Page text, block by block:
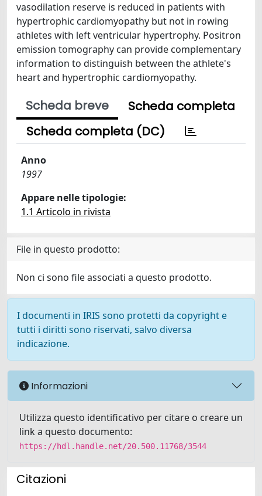
vasodilation reserve is reduced in patients with
hypertrophic cardiomyopathy but not in rowing
athletes with left ventricular hypertrophy. Positron
emission tomography can provide complementary
information to distinguish between the athlete's
heart and hypertrophic cardiomyopathy.
Scheda breve
Scheda completa
Scheda completa (DC)
Anno
1997
Appare nelle tipologie:
1.1 Articolo in rivista
File in questo prodotto:
Non ci sono file associati a questo prodotto.
I documenti in IRIS sono protetti da copyright e
tutti i diritti sono riservati, salvo diversa
indicazione.
Informazioni
Utilizza questo identificativo per citare o creare un
link a questo documento:
https://hdl.handle.net/20.500.11768/3544
Citazioni